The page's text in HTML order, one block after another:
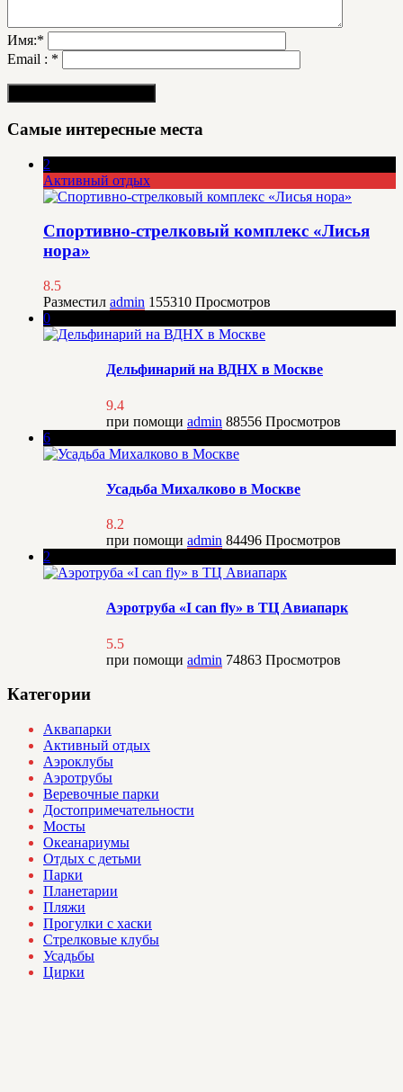
Имя:*
Email : *
Самые интересные места
2
Активный отдых
Спортивно-стрелковый комплекс «Лисья
нора»
8.5
Разместил admin 155310 Просмотров
0
Дельфинарий на ВДНХ в Москве
9.4
при помощи admin 88556 Просмотров
6
Усадьба Михалково в Москве
8.2
при помощи admin 84496 Просмотров
2
Аэротруба «I can fly» в ТЦ Авиапарк
5.5
при помощи admin 74863 Просмотров
Категории
Аквапарки
Активный отдых
Аэроклубы
Аэротрубы
Веревочные парки
Достопримечательности
Мосты
Океанариумы
Отдых с детьми
Парки
Планетарии
Пляжи
Прогулки с хаски
Стрелковые клубы
Усадьбы
Цирки